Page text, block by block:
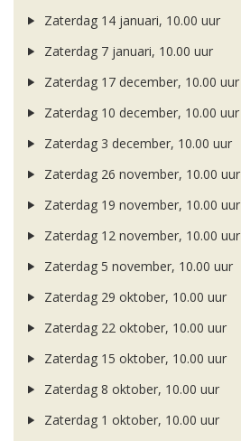
Zaterdag 14 januari, 10.00 uur
Zaterdag 7 januari, 10.00 uur
Zaterdag 17 december, 10.00 uur
Zaterdag 10 december, 10.00 uur
Zaterdag 3 december, 10.00 uur
Zaterdag 26 november, 10.00 uur
Zaterdag 19 november, 10.00 uur
Zaterdag 12 november, 10.00 uur
Zaterdag 5 november, 10.00 uur
Zaterdag 29 oktober, 10.00 uur
Zaterdag 22 oktober, 10.00 uur
Zaterdag 15 oktober, 10.00 uur
Zaterdag 8 oktober, 10.00 uur
Zaterdag 1 oktober, 10.00 uur